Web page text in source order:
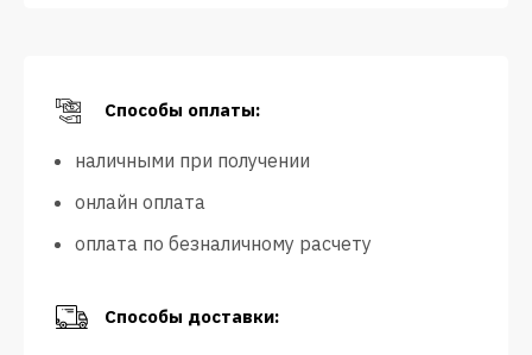
Способы оплаты:
наличными при получении
онлайн оплата
оплата по безналичному расчету
Способы доставки: